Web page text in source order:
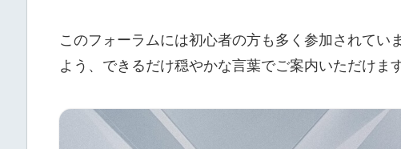
このフォーラムには初心者の方も多く参加されてい
よう、できるだけ穏やかな言葉でご案内いただけま